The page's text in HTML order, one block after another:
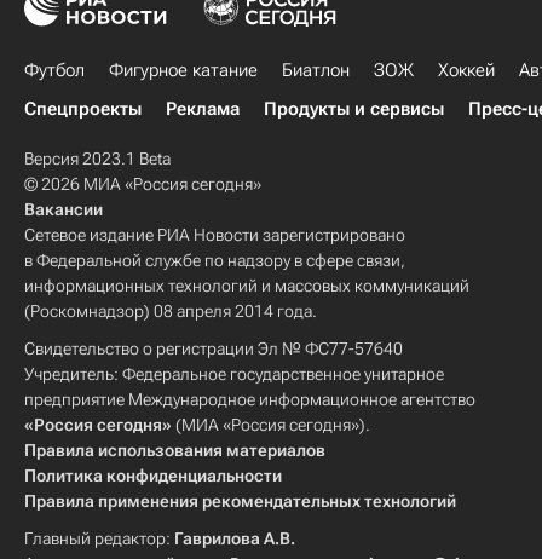
Футбол Фигурное катание Биатлон ЗОЖ Хоккей
Спецпроекты
Реклама Продукты и сервисы Пресс-
Версия 2023.1 Beta
© 2026 МИА «Россия сегодня»
Вакансии
Сетевое издание РИА Новости зарегистрировано
в Федеральной службе по надзору в сфере связи,
информационных технологий и массовых коммуникаций
(Роскомнадзор) 08 апреля 2014 года.
Свидетельство о регистрации Эл № ФС77-57640
Учредитель: Федеральное государственное унитарное
предприятие Международное информационное агентство
«Россия сегодня» (МИА «Россия сегодня»).
Правила использования материалов
Политика конфиденциальности
Правила применения рекомендательных технологий
Главный редактор: Гаврилова А.В.